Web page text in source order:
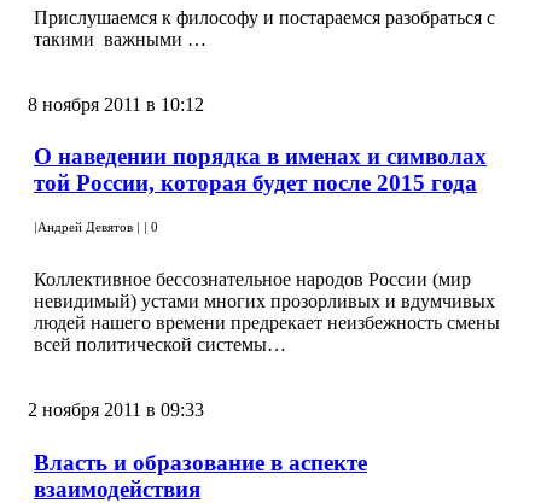
Прислушаемся к философу и постараемся разобраться с
такими важными …
8 ноября 2011 в 10:12
О наведении порядка в именах и символах
той России, которая будет после 2015 года
|Андрей Девятов | | 0
Коллективное бессознательное народов России (мир
невидимый) устами многих прозорливых и вдумчивых
людей нашего времени предрекает неизбежность смены
всей политической системы…
2 ноября 2011 в 09:33
Власть и образование в аспекте
взаимодействия